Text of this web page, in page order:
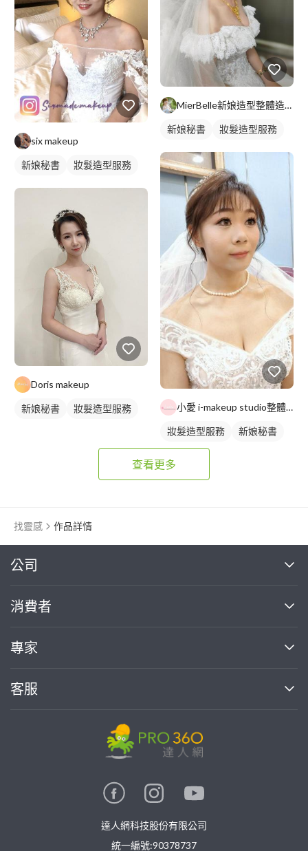
six makeup
新娘秘書 妝髮造型服務
Doris makeup
新娘秘書 妝髮造型服務
MierBelle新娘造型整體造型工作室
新娘秘書 妝髮造型服務
小愛 i-makeup studio整體造型
妝髮造型服務 新娘秘書
查看更多
找靈感 作品詳情
公司
關於我們
部落格
加入我們
消費者
買服務
熱門服務
專家
案件中心
客服
達人網科技股份有限公司
統一編號:90378737
繼續完成